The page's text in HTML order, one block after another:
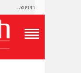
g